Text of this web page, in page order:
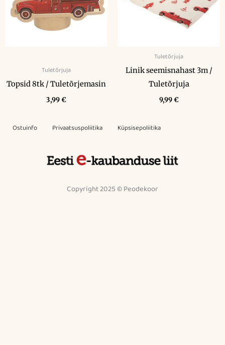
Tuletõrjuja
Topsid 8tk / Tuletõrjemasin
3,99€
Tuletõrjuja
Linik seemisnahast 3m /
Tuletõrjuja
9,99€
Ostuinfo Privaatsuspoliitika Küpsisepoliitika
Copyright 2025 © Peodekoor